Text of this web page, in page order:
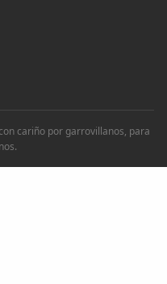
cariño por garrovillanos, para